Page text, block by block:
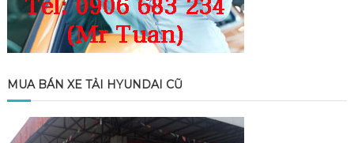
MUA BÁN XE TẢI HYUNDAI CŨ